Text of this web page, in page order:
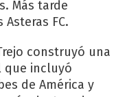
Más tarde
FC.
construyó una
que incluyó
de América y